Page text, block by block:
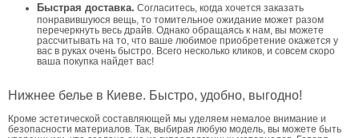
Быстрая доставка. Согласитесь, когда хочется заказать
понравившуюся вещь, то томительное ожидание может разом
перечеркнуть весь драйв. Однако обращаясь к нам, вы можете
рассчитывать на то, что ваше любимое приобретение окажется у
вас в руках очень быстро. Всего несколько кликов, и совсем скоро
ваша покупка найдет вас!
Нижнее белье в Киеве. Быстро, удобно, выгодно!
Кроме эстетической составляющей мы уделяем немалое внимание и
безопасности материалов. Так, выбирая любую модель, вы можете быть